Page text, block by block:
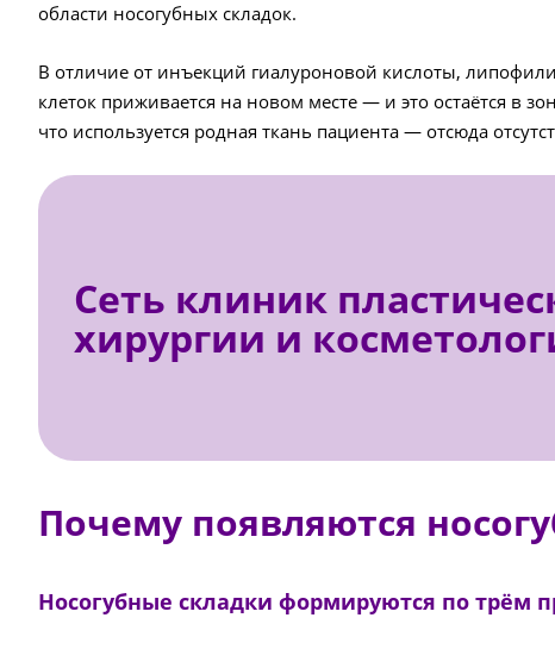
области носогубных складок.
В отличие от инъекций гиалуроновой кислоты,
клеток приживается на новом месте — и это остаётся
что используется родная ткань пациента — отсюда
Сеть клиник
хирургии и
Почему появляются
Носогубные складки формируются по трём